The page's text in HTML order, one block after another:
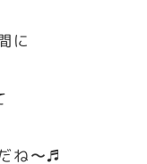
に
ね〜♬